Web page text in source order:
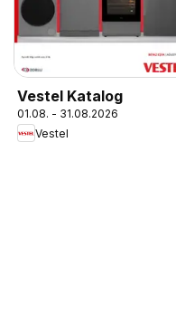
Vestel Katalog
01.08. - 31.08.2026
Vestel